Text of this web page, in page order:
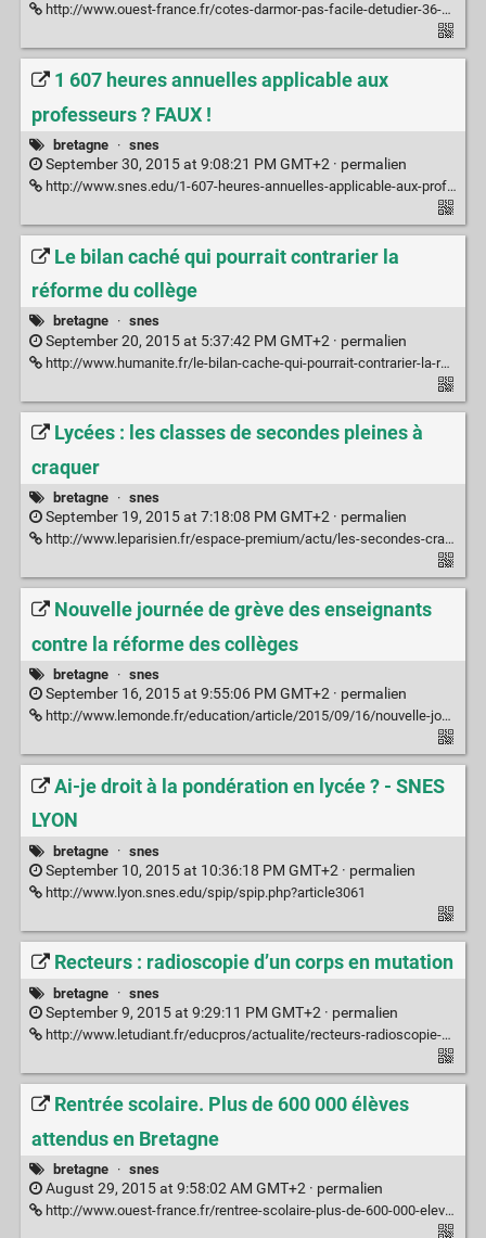
http://www.ouest-france.fr/cotes-darmor-pas-facile-detudier-36-eleves-en-seconde-3723839
1 607 heures annuelles applicable aux
professeurs ? FAUX !
bretagne · snes
September 30, 2015 at 9:08:21 PM GMT+2 · permalien
http://www.snes.edu/1-607-heures-annuelles-applicable-aux-professeurs-FAUX.html
Le bilan caché qui pourrait contrarier la
réforme du collège
bretagne · snes
September 20, 2015 at 5:37:42 PM GMT+2 · permalien
http://www.humanite.fr/le-bilan-cache-qui-pourrait-contrarier-la-reforme-du-college-584133
Lycées : les classes de secondes pleines à
craquer
bretagne · snes
September 19, 2015 at 7:18:08 PM GMT+2 · permalien
http://www.leparisien.fr/espace-premium/actu/les-secondes-craquent-10-09-2015-5077747.php
Nouvelle journée de grève des enseignants
contre la réforme des collèges
bretagne · snes
September 16, 2015 at 9:55:06 PM GMT+2 · permalien
http://www.lemonde.fr/education/article/2015/09/16/nouvelle-journee-de-greve-des-enseignants-contre-la-reforme-des-colleges_4759927_1473685.html
Ai-je droit à la pondération en lycée ? - SNES
LYON
bretagne · snes
September 10, 2015 at 10:36:18 PM GMT+2 · permalien
http://www.lyon.snes.edu/spip/spip.php?article3061
Recteurs : radioscopie d’un corps en mutation
bretagne · snes
September 9, 2015 at 9:29:11 PM GMT+2 · permalien
http://www.letudiant.fr/educpros/actualite/recteurs-radioscopie-d-un-corps-en-mutation.html
Rentrée scolaire. Plus de 600 000 élèves
attendus en Bretagne
bretagne · snes
August 29, 2015 at 9:58:02 AM GMT+2 · permalien
http://www.ouest-france.fr/rentree-scolaire-plus-de-600-000-eleves-attendus-en-bretagne-3641736